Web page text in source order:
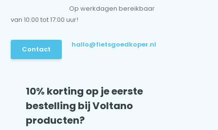
Op werkdagen bereikbaar
van 10:00 tot 17:00 uur!
Contact
hallo@fietsgoedkoper.nl
10% korting op je eerste
bestelling bij Voltano
producten?